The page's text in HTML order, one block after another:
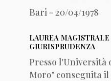
Bari - 20/04/1978
LAUREA
GIURISPRUDENZA
Presso l'Università
Moro" conseguita il